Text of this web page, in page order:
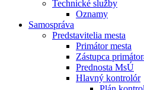
Technické služby
Oznamy
Samospráva
Predstavitelia mesta
Primátor mesta
Zástupca
Prednosta MsÚ
Hlavný kontrolór